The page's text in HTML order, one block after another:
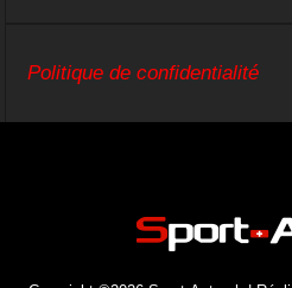
Politique de confidentialité